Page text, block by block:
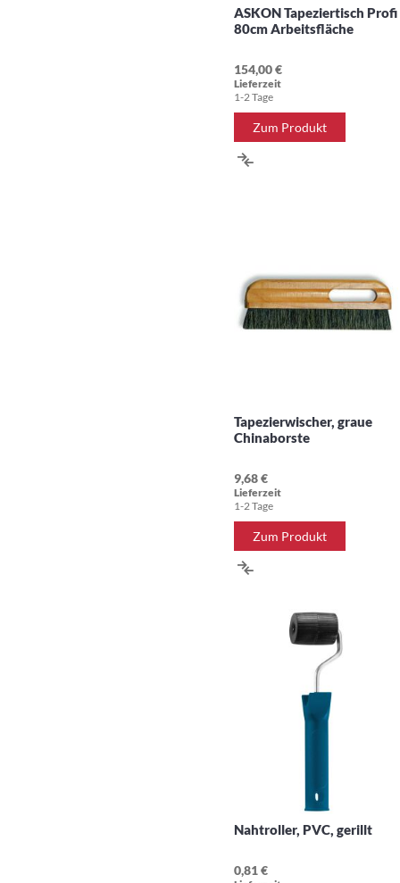
ASKON Tapeziertisch Profi
80cm Arbeitsfläche
154,00 €
Lieferzeit
1-2 Tage
Zum Produkt
Tapezierwischer, graue
Chinaborste
9,68 €
Lieferzeit
1-2 Tage
Zum Produkt
HINZUFÜGEN
Nahtroller, PVC, gerillt
0,81 €